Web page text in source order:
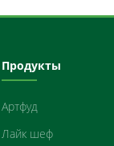
Продукты
Артфуд
Лайк шеф